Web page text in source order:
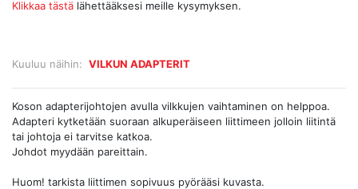
Kuuluu näihin: VILKUN ADAPTERIT
Klikkaa tästä lähettääksesi meille kysymyksen.
Koson adapterijohtojen avulla vilkkujen vaihtaminen on helppoa.
Adapteri kytketään suoraan alkuperäiseen liittimeen jolloin liitintä
tai johtoja ei tarvitse katkoa.
Johdot myydään pareittain.
Huom! tarkista liittimen sopivuus pyörääsi kuvasta.